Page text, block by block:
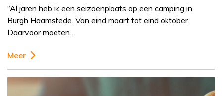
“Al jaren heb ik een seizoenplaats op een camping in
Burgh Haamstede. Van eind maart tot eind oktober.
Daarvoor moeten…
Meer